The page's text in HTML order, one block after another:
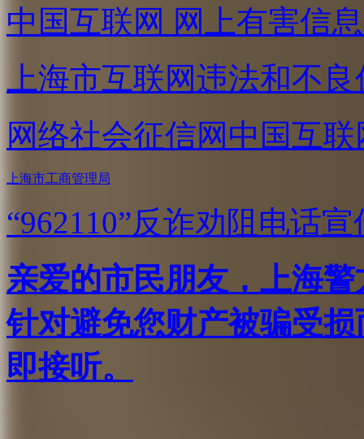
中国互联网 网上有害信
上海市互联网违法和不
网络社会征信网 中国互
上海市工商管理局
“962110”反诈劝阻电话宣
亲爱的市民朋友，上海
针对避免您财产被骗受
即接听。